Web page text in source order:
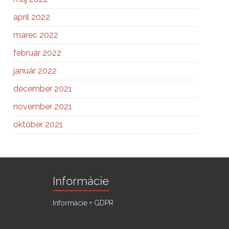
apríl 2022
marec 2022
február 2022
január 2022
december 2021
november 2021
október 2021
Informácie
Informácie + GDPR